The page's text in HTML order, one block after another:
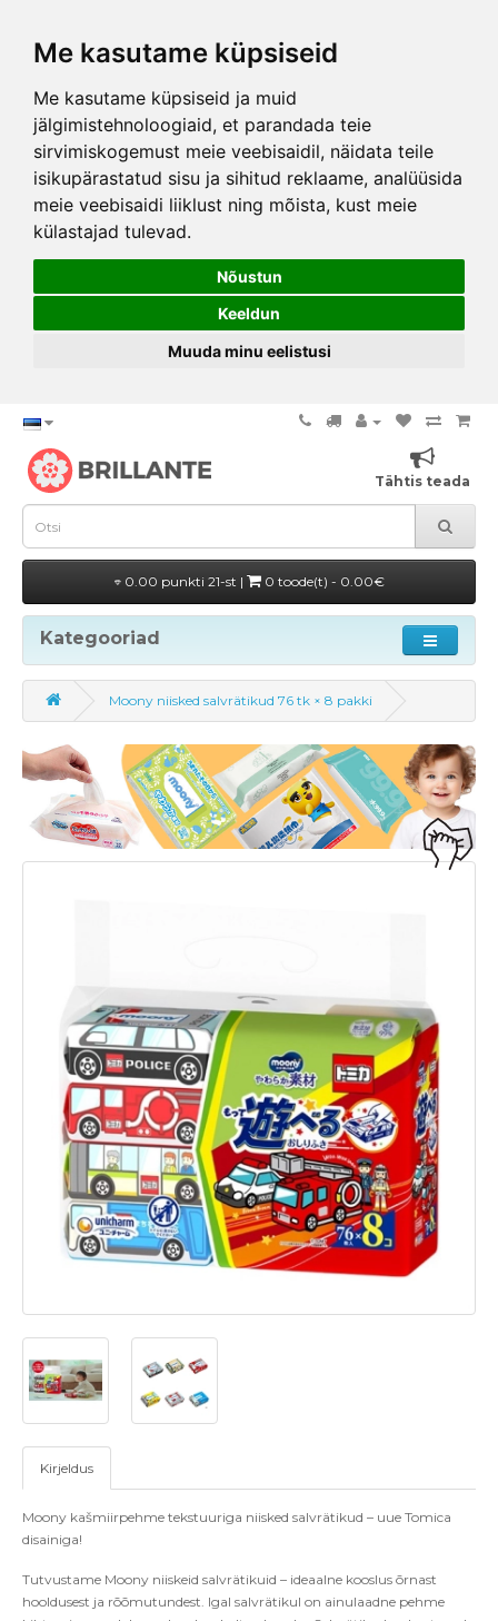
Me kasutame küpsiseid
Me kasutame küpsiseid ja muid
jälgimistehnoloogiaid, et parandada teie
sirvimiskogemust meie veebisaidil, näidata teile
isikupärastatud sisu ja sihitud reklaame, analüüsida
meie veebisaidi liiklust ning mõista, kust meie
külastajad tulevad.
Nõustun
Keeldun
Muuda minu eelistusi
Tähtis teada
0.00 punkti 21-st | 0 toode(t) - 0.00€
Kategooriad
Moony niisked salvrätikud 76 tk × 8 pakki
Kirjeldus
Moony kašmiirpehme tekstuuriga niisked salvrätikud – uue Tomica
disainiga!
Tutvustame Moony niiskeid salvrätikuid – ideaalne kooslus õrnast
hooldusest ja rõõmutundest. Igal salvrätikul on ainulaadne pehme